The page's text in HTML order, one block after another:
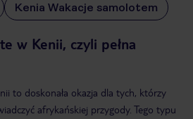
Kenia Wakacje samolotem
w Kenii, czyli pełna
to doskonała okazja dla tych, którzy
afrykańskiej przygody. Tego typu